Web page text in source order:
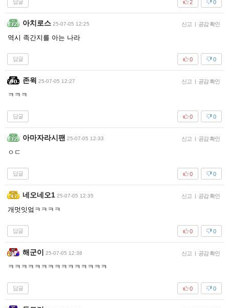
답글 0
2
아치로스 25-07-05 12:25 신고 | 공감 확인
역시 족간지를 아는 나라
답글 0
0
존윅 25-07-05 12:27 신고 | 공감 확인
ㅋㅋㅋ
답글 0
0
아마자라시팬 25-07-05 12:33 신고 | 공감 확인
ㅇㄷ
답글 0
0
네오네오1 25-07-05 12:35 신고 | 공감 확인
개멋잇엌ㅋㅋㅋㅋ
답글 0
0
해군이 25-07-05 12:38 신고 | 공감 확인
ㅋㅋㅋㅋㅋㅋㅋㅋㅋㅋㅋㅋㅋㅋㅋ
답글 0
0